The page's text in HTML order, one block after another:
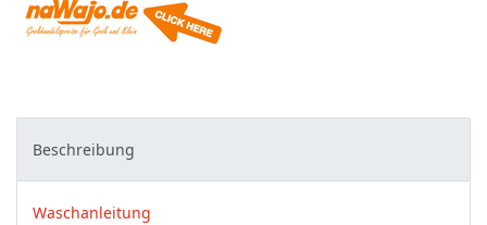
Beschreibung
Waschanleitung